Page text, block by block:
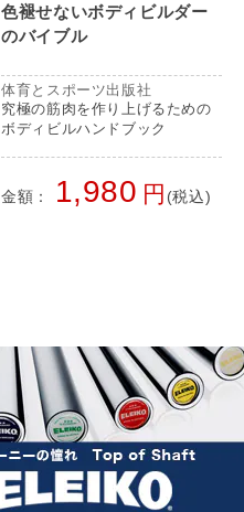
色褪せないボディビルダー
のバイブル
体育とスポーツ出版社
究極の筋肉を作り上げるための
ボディビルハンドブック
金額： 1,980 円 (税込)